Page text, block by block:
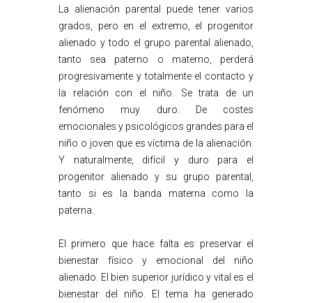
La alienación parental puede tener varios
grados, pero en el extremo, el progenitor
alienado y todo el grupo parental alienado,
tanto sea paterno o materno, perderá
progresivamente y totalmente el contacto y
la relación con el niño. Se trata de un
fenómeno muy duro. De costes
emocionales y psicológicos grandes para el
niño o joven que es víctima de la alienación.
Y naturalmente, difícil y duro para el
progenitor alienado y su grupo parental,
tanto si es la banda materna como la
paterna.
El primero que hace falta es preservar el
bienestar físico y emocional del niño
alienado. El bien superior jurídico y vital es el
bienestar del niño. El tema ha generado